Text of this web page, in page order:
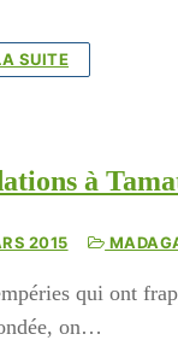
SUITE
à
2015
qui ont
on…
00:00